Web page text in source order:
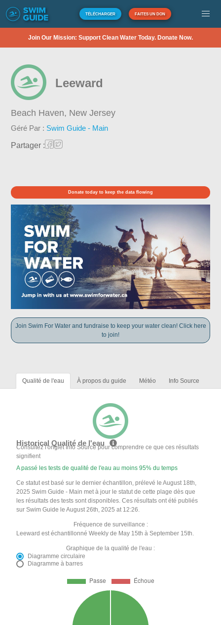
TÉLÉCHARGER FAITES UN DON
Join Our Mission: Support Clean Water Today. Donate Now.
Leeward
Beach Haven, New Jersey
Géré Par : Swim Guide - Main
Partager :
Donate today to keep the data flowing
Join Swim For Water and fundraise to keep your water clean! Click here
to join!
Qualité de l'eau À propos du guide Météo Info Source
Historical Qualité de l'eau
Consultez l'onglet Info Source pour comprendre ce que ces résultats
signifient
A passé les tests de qualité de l'eau au moins 95% du temps
Ce statut est basé sur le dernier échantillon, prélevé le August 18th,
2025 Swim Guide - Main met à jour le statut de cette plage dès que
les résultats des tests sont disponibles. Ces résultats ont été publiés
sur Swim Guide le August 26th, 2025 at 12:26.
Fréquence de surveillance :
Leeward est échantillonné Weekly de May 15th à September 15th.
Graphique de la qualité de l'eau :
Diagramme circulaire
Diagramme à barres